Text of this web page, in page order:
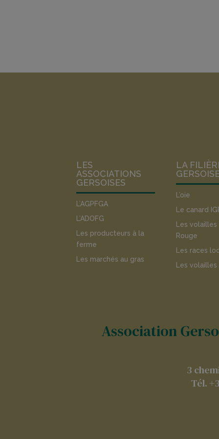
LES
ASSOCIATIONS
GERSOISES
L’AGPFGA
L’ADOFG
Les producteurs à la
ferme
Les marchés au gras
LA
L’oie
Le canard
Les
Rouge
Les races
Les
Association
3
Tél.